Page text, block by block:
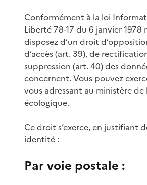
Conformément à la loi
Liberté 78-17 du 6 janvier 1978
disposez d’un droit
d’accès (art. 39), de
suppression (art. 40) des
concernent. Vous pouvez
vous adressant au ministère de
écologique.
Ce droit s’exerce, en justifiant
identité :
Par voie postale :